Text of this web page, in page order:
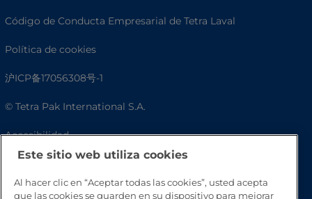
Código de Conducta Empresarial de Tetra Laval
Política de cookies
沪ICP备17056308号-1
© Tetra Pak International S.A.
Accesibilidad
Este sitio web utiliza cookies
Al hacer clic en “Aceptar todas las cookies”, usted acepta
que las cookies se guarden en su dispositivo para mejorar